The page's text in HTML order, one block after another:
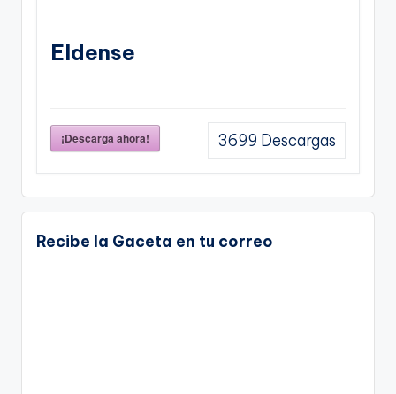
Eldense
¡Descarga ahora! 3699 Descargas
Recibe la Gaceta en tu correo